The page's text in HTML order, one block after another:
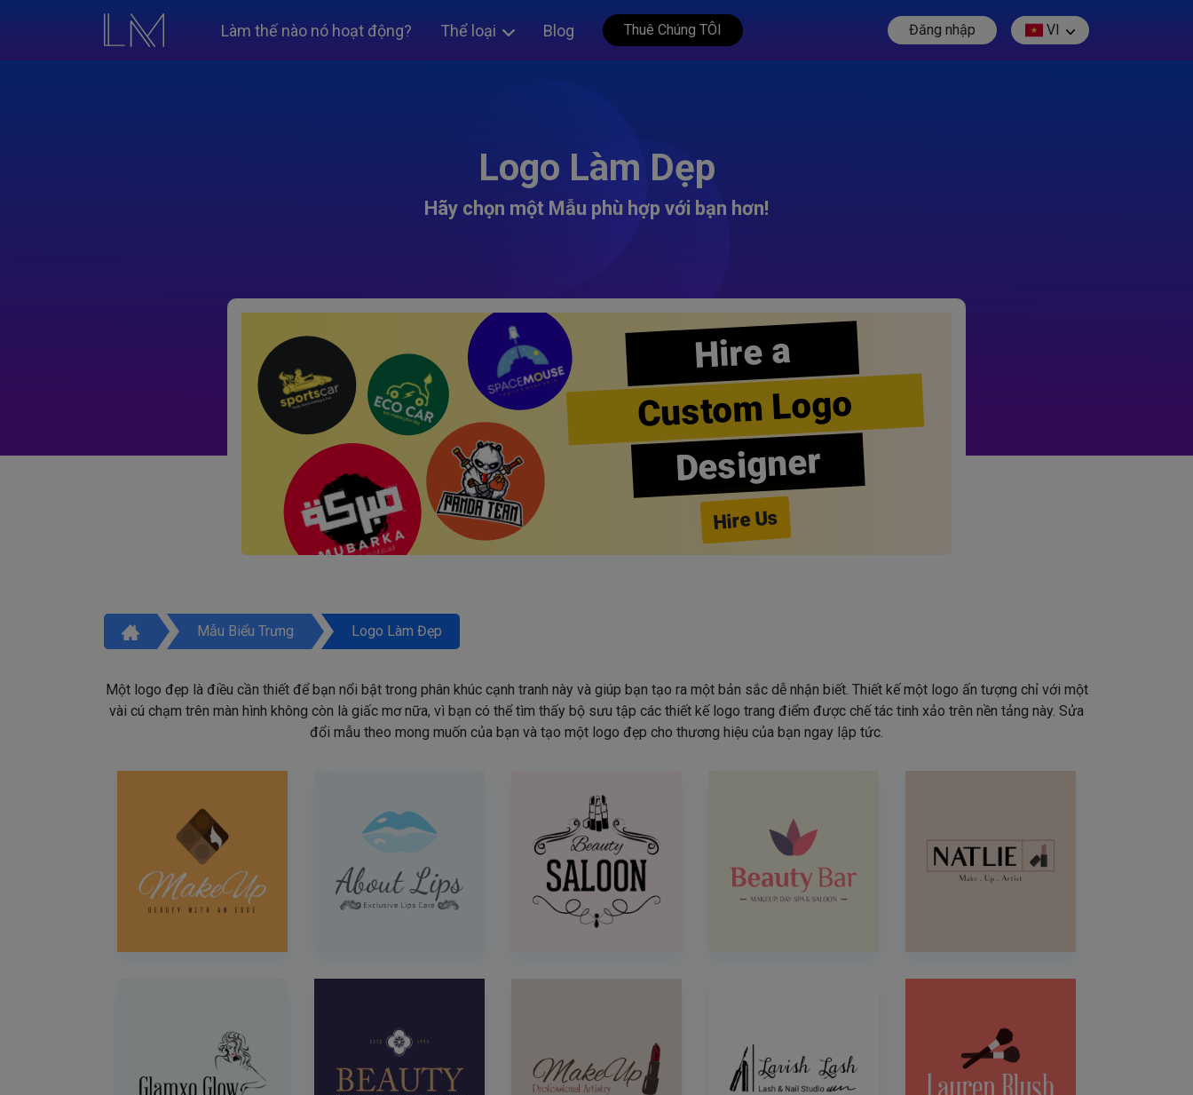
Làm thế nào nó hoạt động? Thể loại Blog Thuê Chúng TÔI Đăng nhập VI
Logo Làm Dẹp
Hãy chọn một Mẫu phù hợp với bạn hơn!
Hire a
Custom Logo
Designer
Hire Us
Mẫu Biểu Trưng Logo Làm Đẹp
Một logo đẹp là điều cần thiết để bạn nổi bật trong phân khúc cạnh tranh này và giúp bạn tạo ra một bản sắc dễ nhận biết. Thiết kế một logo ấn tượng chỉ với một
vài cú chạm trên màn hình không còn là giấc mơ nữa, vì bạn có thể tìm thấy bộ sưu tập các thiết kế logo trang điểm được chế tác tinh xảo trên nền tảng này. Sửa
đổi mẫu theo mong muốn của bạn và tạo một logo đẹp cho thương hiệu của bạn ngay lập tức.